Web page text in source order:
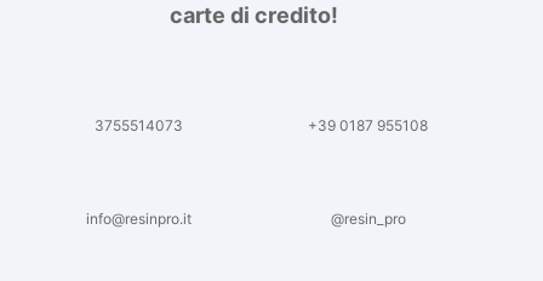
carte di credito!
3755514073 +39 0187 955108
info@resinpro.it @resin_pro